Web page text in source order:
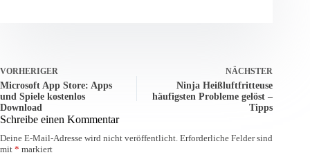
VORHERIGER
Microsoft App Store: Apps
und Spiele kostenlos
Download
NÄCHSTER
Ninja Heißluftfritteuse
häufigsten Probleme gelöst –
Tipps
Schreibe einen Kommentar
Deine E-Mail-Adresse wird nicht veröffentlicht. Erforderliche Felder sind
mit * markiert